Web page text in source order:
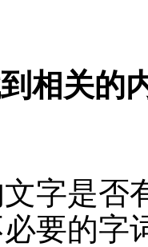
相关的
字是否
要的字